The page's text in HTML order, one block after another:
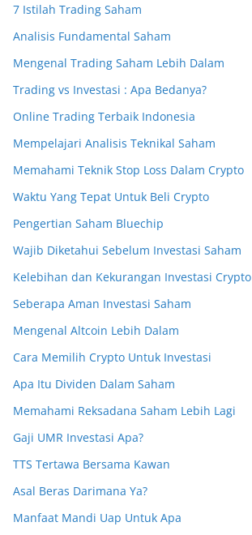
7 Istilah Trading Saham
Analisis Fundamental Saham
Mengenal Trading Saham Lebih Dalam
Trading vs Investasi : Apa Bedanya?
Online Trading Terbaik Indonesia
Mempelajari Analisis Teknikal Saham
Memahami Teknik Stop Loss Dalam Crypto
Waktu Yang Tepat Untuk Beli Crypto
Pengertian Saham Bluechip
Wajib Diketahui Sebelum Investasi Saham
Kelebihan dan Kekurangan Investasi Crypto
Seberapa Aman Investasi Saham
Mengenal Altcoin Lebih Dalam
Cara Memilih Crypto Untuk Investasi
Apa Itu Dividen Dalam Saham
Memahami Reksadana Saham Lebih Lagi
Gaji UMR Investasi Apa?
TTS Tertawa Bersama Kawan
Asal Beras Darimana Ya?
Manfaat Mandi Uap Untuk Apa